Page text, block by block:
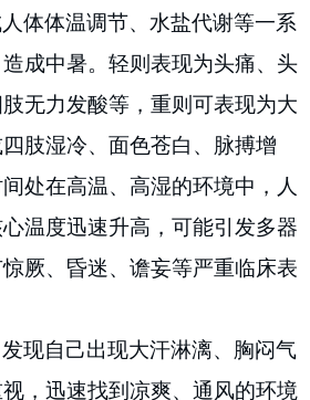
体体温调节、水盐代谢等一系
成中暑。轻则表现为头痛、头
无力发酸等，重则可表现为大
肢湿冷、面色苍白、脉搏增
处在高温、高湿的环境中，人
温度迅速升高，可能引发多器
厥、昏迷、谵妄等严重临床表
现自己出现大汗淋漓、胸闷气
，迅速找到凉爽、通风的环境